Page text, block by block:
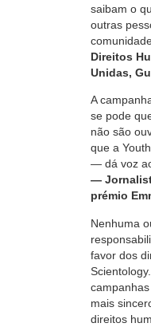
saibam o
outras
Direitos
Unidas,
A
se pode
não são
que a
— dá voz
—
prémio
Nenhuma
favor dos
mais
direitos